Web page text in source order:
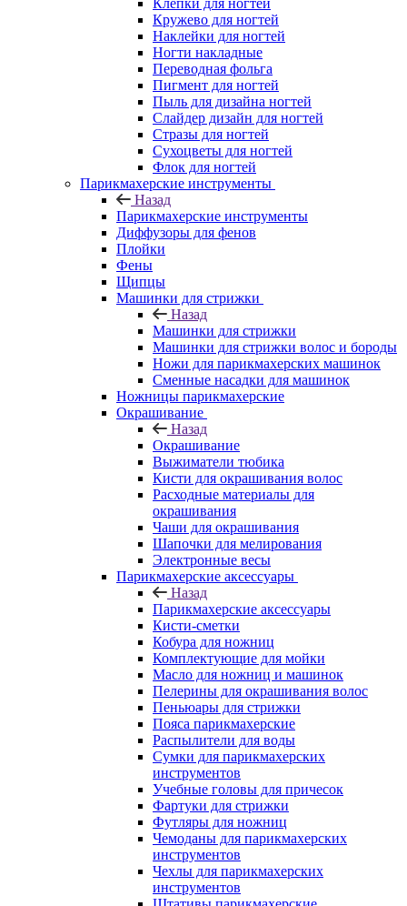
Клёпки для ногтей
Кружево для ногтей
Наклейки для ногтей
Ногти накладные
Переводная фольга
Пигмент для ногтей
Пыль для дизайна ногтей
Слайдер дизайн для ногтей
Стразы для ногтей
Сухоцветы для ногтей
Флок для ногтей
Парикмахерские инструменты
Назад
Парикмахерские инструменты
Диффузоры для фенов
Плойки
Фены
Щипцы
Машинки для стрижки
Назад
Машинки для стрижки
Машинки для стрижки волос и бороды
Ножи для парикмахерских машинок
Сменные насадки для машинок
Ножницы парикмахерские
Окрашивание
Назад
Окрашивание
Выжиматели тюбика
Кисти для окрашивания волос
Расходные материалы для
окрашивания
Чаши для окрашивания
Шапочки для мелирования
Электронные весы
Парикмахерские аксессуары
Назад
Парикмахерские аксессуары
Кисти-сметки
Кобура для ножниц
Комплектующие для мойки
Масло для ножниц и машинок
Пелерины для окрашивания волос
Пеньюары для стрижки
Пояса парикмахерские
Распылители для воды
Сумки для парикмахерских
инструментов
Учебные головы для причесок
Фартуки для стрижки
Футляры для ножниц
Чемоданы для парикмахерских
инструментов
Чехлы для парикмахерских
инструментов